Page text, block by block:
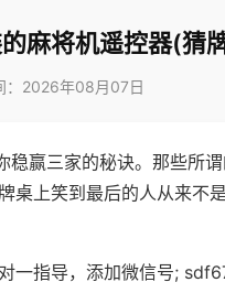
麻将机遥控器(猜
：2026年08月07日
赢三家的秘诀。那些所
桌上笑到最后的人从来不
一指导，添加微信号;